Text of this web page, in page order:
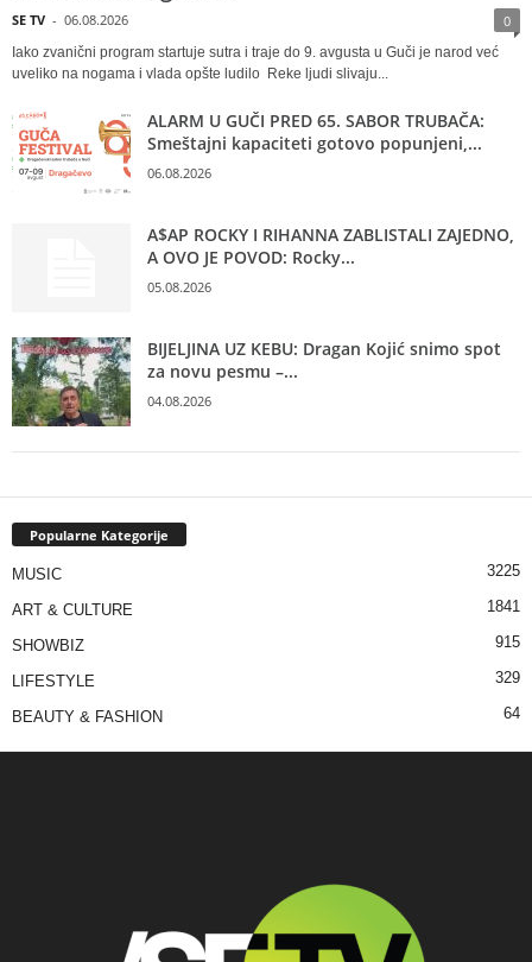
SE TV - 06.08.2026 0
Iako zvanični program startuje sutra i traje do 9. avgusta u Guči je narod već
uveliko na nogama i vlada opšte ludilo Reke ljudi slivaju...
ALARM U GUČI PRED 65. SABOR TRUBAČA:
Smeštajni kapaciteti gotovo popunjeni,...
06.08.2026
A$AP ROCKY I RIHANNA ZABLISTALI ZAJEDNO,
A OVO JE POVOD: Rocky...
05.08.2026
BIJELJINA UZ KEBU: Dragan Kojić snimo spot
za novu pesmu –...
04.08.2026
Popularne Kategorije
MUSIC 3225
ART & CULTURE 1841
SHOWBIZ 915
LIFESTYLE 329
BEAUTY & FASHION 64